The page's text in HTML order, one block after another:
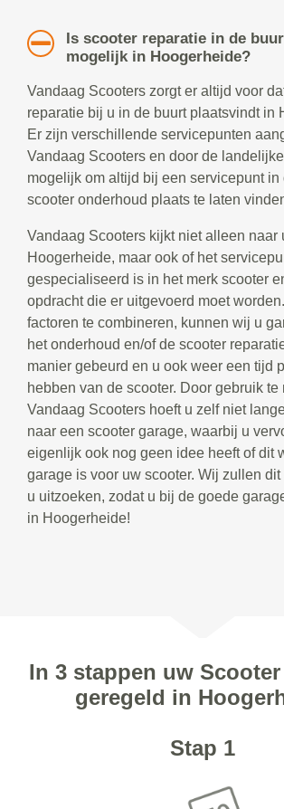
Is scooter reparatie in de
mogelijk in Hoogerheide?
Vandaag Scooters zorgt er altijd voor
reparatie bij u in de buurt plaatsvindt in
Er zijn verschillende servicepunten
Vandaag Scooters en door de
mogelijk om altijd bij een servicepunt in
scooter onderhoud plaats te laten
Vandaag Scooters kijkt niet alleen naar
Hoogerheide, maar ook of het
gespecialiseerd is in het merk scooter
opdracht die er uitgevoerd moet
factoren te combineren, kunnen wij u
het onderhoud en/of de scooter
manier gebeurd en u ook weer een tijd
hebben van de scooter. Door gebruik te
Vandaag Scooters hoeft u zelf niet
naar een scooter garage, waarbij u
eigenlijk ook nog geen idee heeft of dit
garage is voor uw scooter. Wij zullen
u uitzoeken, zodat u bij de goede
in Hoogerheide!
In 3 stappen uw
geregeld in
Stap 1